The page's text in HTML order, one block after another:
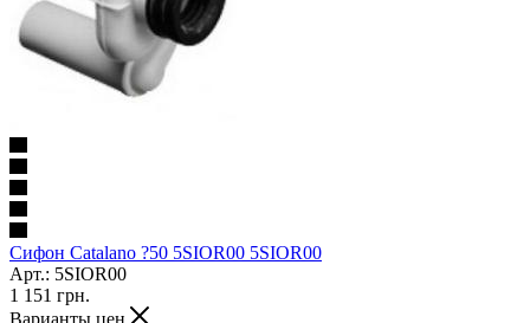
Сифон Catalano ?50 5SIOR00 5SIOR00
Арт.: 5SIOR00
1 151 грн.
Варианты цен